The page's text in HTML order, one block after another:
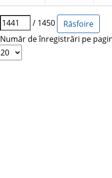
/ 1450
Număr de înregistrări pe